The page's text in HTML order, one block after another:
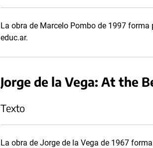
La obra de Marcelo Pombo de 1997
educ.ar.
Jorge de la Vega: At the
Texto
La obra de Jorge de la Vega de 1967